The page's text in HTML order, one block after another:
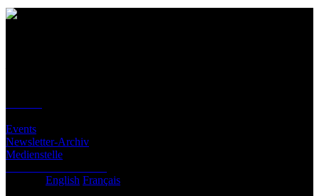
Events
Newsletter-Archiv
Medienstelle
English Français